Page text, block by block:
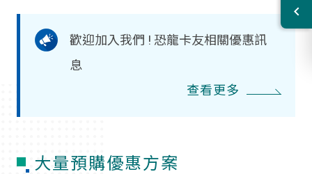
歡迎加入我們 ! 恐龍卡友相關優惠訊
息
查看更多
大量預購優惠方案